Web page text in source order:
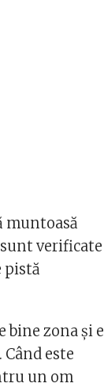
muntoasă
verificate
pistă
bine zona şi e
este
un om